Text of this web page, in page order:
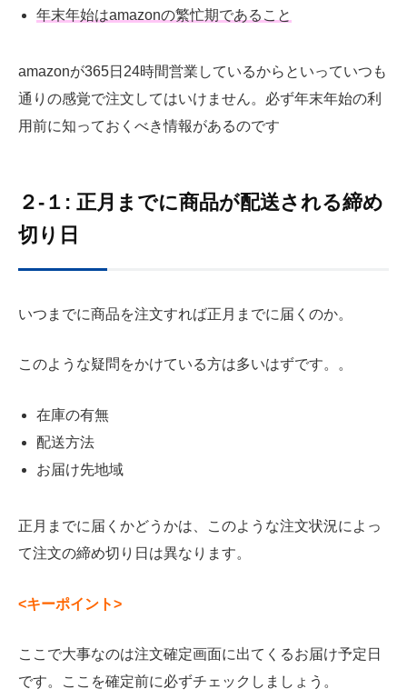
年末年始はamazonの繁忙期であること
amazonが365日24時間営業しているからといっていつも
通りの感覚で注文してはいけません。必ず年末年始の利
用前に知っておくべき情報があるのです
２-１: 正月までに商品が配送される締め
切り日
いつまでに商品を注文すれば正月までに届くのか。
このような疑問をかけている方は多いはずです。。
在庫の有無
配送方法
お届け先地域
正月までに届くかどうかは、このような注文状況によっ
て注文の締め切り日は異なります。
<キーポイント>
ここで大事なのは注文確定画面に出てくるお届け予定日
です。ここを確定前に必ずチェックしましょう。